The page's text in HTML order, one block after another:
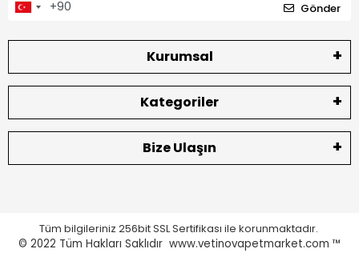
Gönder
Kurumsal
Kategoriler
Bize Ulaşın
Tüm bilgileriniz 256bit SSL Sertifikası ile korunmaktadır.
© 2022 Tüm Hakları Saklıdır www.vetinovapetmarket.com ™